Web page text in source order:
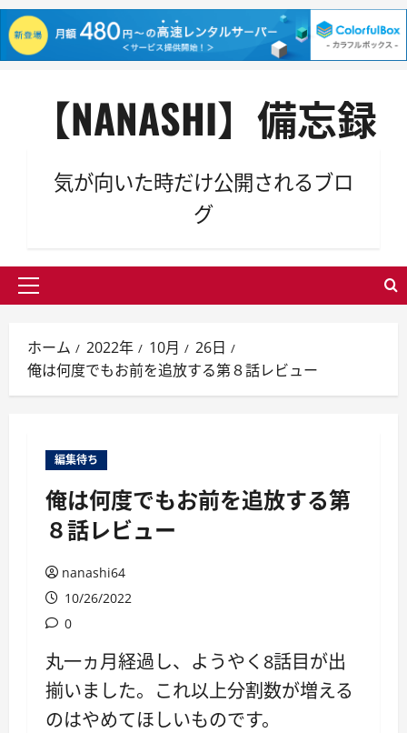
【NANASHI】備忘録
気が向いた時だけ公開されるブロ
グ
メ
ン
メ
ニ
ホーム 2022年 10月
26日
俺は何度でもお前を追放する第８話レビュー
編集待ち
俺は何度でもお前を追放する第
８話レビュー
nanashi64
10/26/2022
0
丸一ヵ月経過し、ようやく8話目が出
揃いました。これ以上分割数が増える
のはやめてほしいものです。